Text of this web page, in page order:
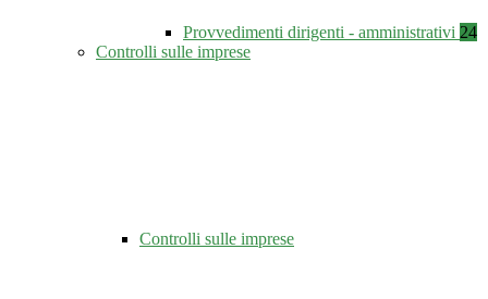
Provvedimenti dirigenti - amministrativi 24
Controlli sulle imprese
Controlli sulle imprese